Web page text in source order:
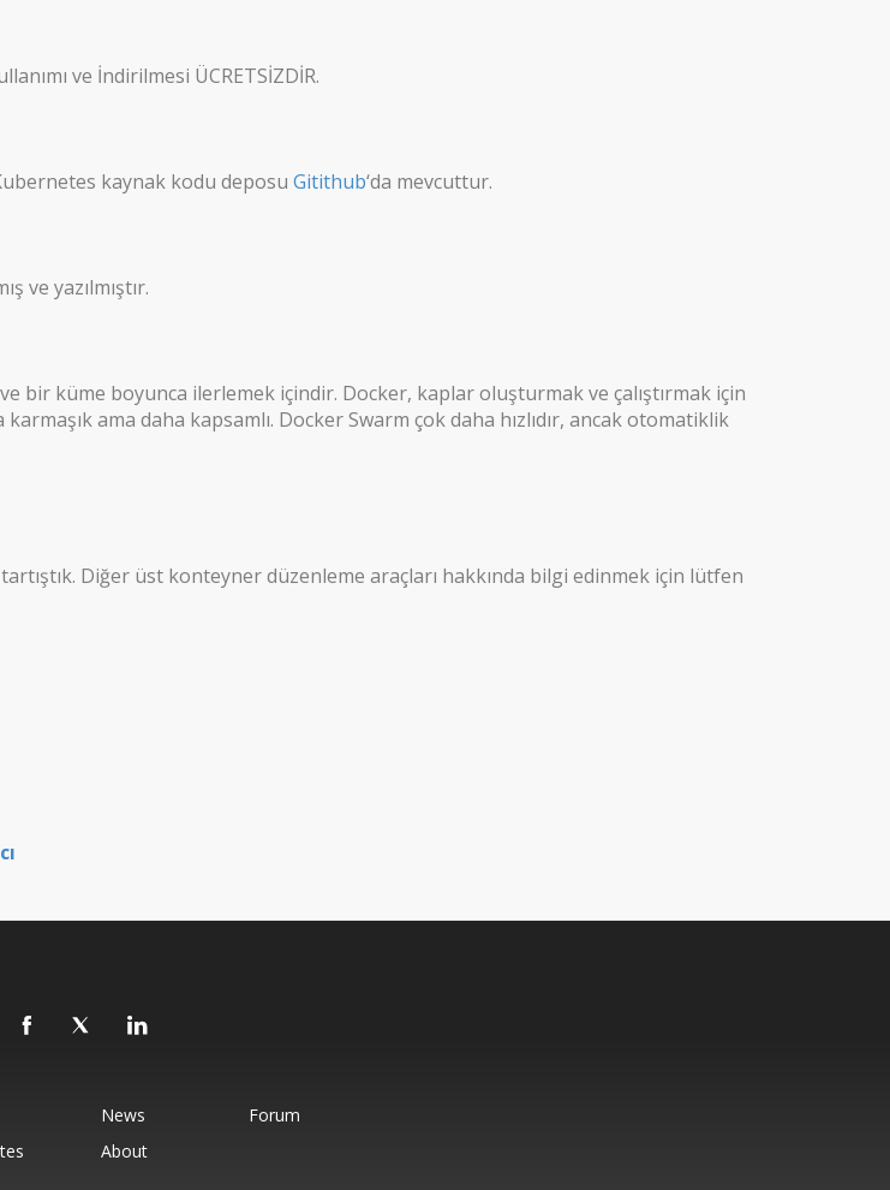
ve İndirilmesi ÜCRETSİZDİR.
kaynak kodu deposu Gitithub‘da mevcuttur.
ve yazılmıştır.
bir küme boyunca ilerlemek içindir. Docker, kaplar oluşturmak ve çalıştırmak için
ama daha kapsamlı. Docker Swarm çok daha hızlıdır, ancak otomatiklik
Diğer üst konteyner düzenleme araçları hakkında bilgi edinmek için lütfen
News
Forum
About